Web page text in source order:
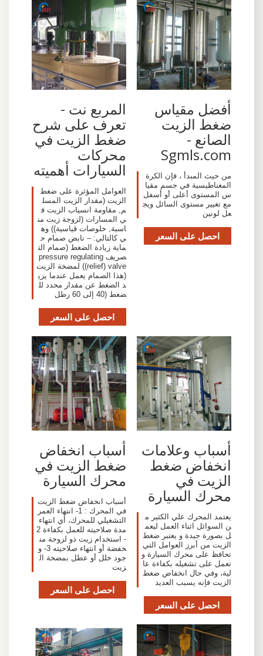
أفضل مقياس
ضغط الزيت
الصانع -
Sgmls.com
من حيث المبدأ ، فإن الكرة
المغناطيسية في جسم مقيا
س المستوى أعلى أو أسفل
مع تغيير مستوى السائل ويج
عل لونين
احصل على السعر
المربع نت -
تعرف على شرح
ضغط الزيت في
محركات
السيارات أهميته
العوامل المؤثرة على ضغط
الزيت (مقدار الزيت المسل
م, مقاومة انسياب الزيت ف
ي المسارات (لزوجة زيت من
اسبة, خلوصات قياسية)) وه
ي كالتالي: – نابض صمام ح
ماية زيادة الضغط (صمام الت
صريف pressure regulating
(relief) valve) لمضخة الزيت
(هذا الصمام يعمل عندما يزي
د الضغط عن مقدار محدد لل
ضغط (40 إلى 60 رطل
احصل على السعر
أسباب وعلامات
انخفاض ضغط
الزيت في
محرك السيارة
يعتمد المحرك علي الكثير م
ن السوائل اثناء العمل ليعم
ل بصورة جيدة و يعتبر ضغط
الزيت من أبرز العوامل التي
تحافظ على محرك السيارة و
تعمل على تشغيله بكفاءة عا
لية، وفي حال انخفاض ضغط
الزيت فإنه يسبب العديد
احصل على السعر
أسباب انخفاض
ضغط الزيت في
محرك السيارة
أسباب انخفاض ضغط الزيت
في المحرك : 1- انتهاء العمر
التشغيلي للمحرك، أي انتهاء
مدة صلاحيته للعمل بكفاءة 2
- استخدام زيت ذو لزوجة من
خفضة أو انتهاء صلاحيته 3- و
جود خلل أو عطل بمضخة ال
زيت
احصل على السعر